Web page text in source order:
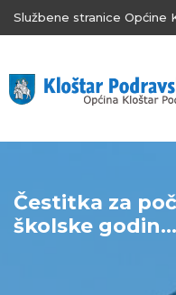
Službene stranice Općine
Čestitka za
školske godin...